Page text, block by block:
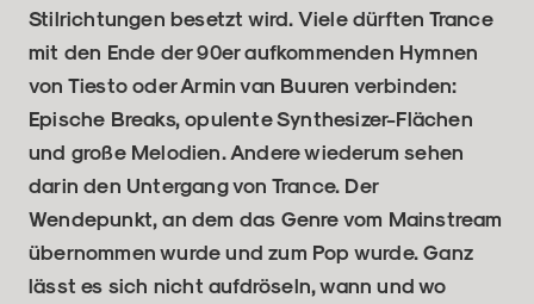
Stilrichtungen besetzt wird. Viele dürften Trance
mit den Ende der 90er aufkommenden Hymnen
von Tiesto oder Armin van Buuren verbinden:
Epische Breaks, opulente Synthesizer-Flächen
und große Melodien. Andere wiederum sehen
darin den Untergang von Trance. Der
Wendepunkt, an dem das Genre vom Mainstream
übernommen wurde und zum Pop wurde. Ganz
lässt es sich nicht aufdröseln, wann und wo